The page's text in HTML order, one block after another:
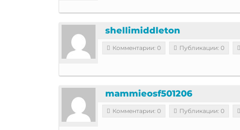
shellimiddleton
Комментарии: 0 Публикации: 0
mammieosf501206
Комментарии: 0 Публикации: 0